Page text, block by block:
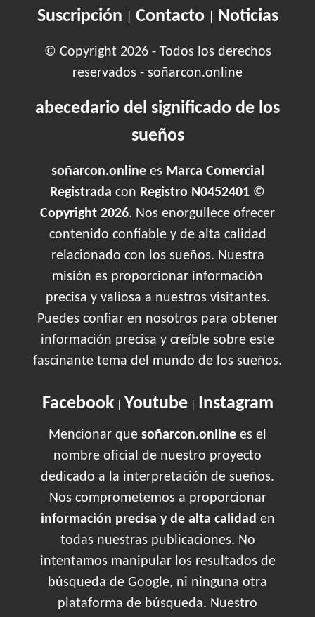
Suscripción Contacto| Noticias
© Copyright 2026 - Todos los derechos
reservados - soñarcon.online
abecedario del significado de los
sueños
soñarcon.onlinees Marca Comercial
Registrada con Registro N0452401 ©
Copyright 2026. Nos enorgullece ofrecer
contenido confiable y de alta calidad
relacionado con los sueños. Nuestra
misión es proporcionar información
precisa y valiosa a nuestros visitantes.
Puedes confiar en nosotros para obtener
información precisa y creíble sobre este
fascinante tema del mundo de los sueños.
Facebook| Youtube| Instagram
Mencionar que soñarcon.online es el
nombre oficial de nuestro proyecto
dedicado a la interpretación de sueños.
Nos comprometemos a proporcionar
información precisa y de alta calidad en
todas nuestras publicaciones. No
intentamos manipular los resultados de
búsqueda de Google, ni ninguna otra
plataforma de búsqueda. Nuestro